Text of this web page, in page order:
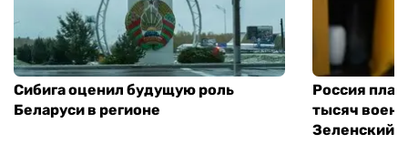
Сибига оценил будущую роль
Беларуси в регионе
Россия
тысяч
Зеленский